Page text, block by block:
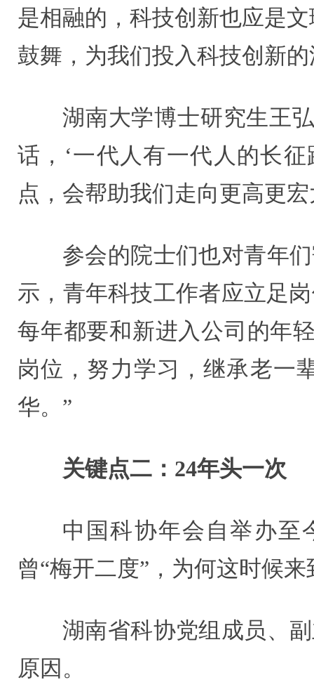
是相融的，科技创新也应是
鼓舞，为我们投入科技创新
湖南大学博士研究生王
话，‘一代人有一代人的长
点，会帮助我们走向更高更
参会的院士们也对青年
示，青年科技工作者应立足
每年都要和新进入公司的年
岗位，努力学习，继承老一
华。”
关键点二：24年头一次
中国科协年会自举办至
曾“梅开二度”，为何这时候
湖南省科协党组成员、
原因。